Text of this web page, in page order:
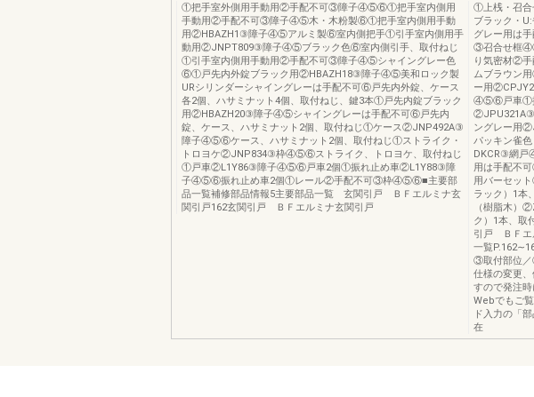
①把手室外側用手動用②手配不可③障子④⑤⑥①把手室内側用
手動用②手配不可③障子④⑤木・木粉製⑥①把手室内側用手動
用②HBAZH1③障子④⑤アルミ製⑥室内側把手①引手室内側用手
動用②JNPT809③障子④⑤ブラック色⑥室内側引手、取付ねじ
①引手室内側用手動用②手配不可③障子④⑤シャイングレー色
⑥①戸先内外錠ブラック用②HBAZH18③障子④⑤美和ロック製
URシリンダーシャイングレーは手配不可⑥戸先内外錠、ケース
各2個、ハサミナット4個、取付ねじ、鍵3本①戸先内錠ブラック
用②HBAZH20③障子④⑤シャイングレーは手配不可⑥戸先内
錠、ケース、ハサミナット2個、取付ねじ①ケース②JNP492A③
障子④⑤⑥ケース、ハサミナット2個、取付ねじ①ストライク・
トロヨケ②JNP834③枠④⑤⑥ストライク、トロヨケ、取付ねじ
①戸車②L1Y86③障子④⑤⑥戸車2個①振れ止め車②L1Y88③障
子④⑤⑥振れ止め車2個①レール②手配不可③枠④⑤⑥■主要部
品一覧補修部品情報5主要部品一覧 玄関引戸 ＢＦエルミナ玄
関引戸162玄関引戸 ＢＦエルミナ玄関引戸
①上桟・召
ブラック・
グレー用は
③召合せ框
り気密材②
ムブラウン
ー用
④⑤⑥戸車①振
②JPU321A③
ングレー用
パッキン雀
DKCR③網戸
用は手配不
用バーセッ
ラック）1本
（樹脂木）
ク）1本、取
引戸 ＢＦエ
一覧
③取付部位／
仕様の変更
すので発注
Webでもご
ド入力の「
在